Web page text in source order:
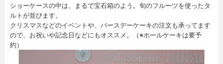
ショーケースの中は、まるで宝石箱のよう。旬のフルーツを使ったタ
ルトが並びます。
クリスマスなどのイベントや、バースデーケーキの注文も承ってます
ので、お祝いや記念日などにもオススメ。（※ホールケーキは要予
約）